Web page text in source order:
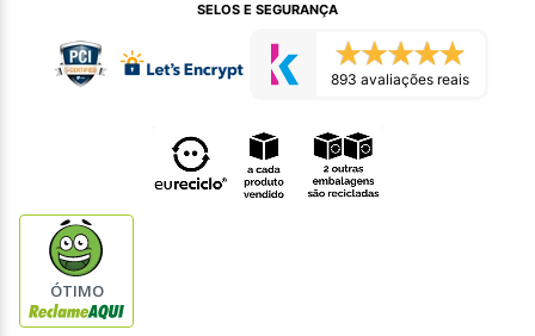
SELOS E SEGURANÇA
893 avaliações reais
ÓTIMO